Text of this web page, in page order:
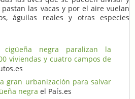
las vacas y por el aire vuelan
águilas reales y otras especies
cigüeña negra paralizan la
viviendas y cuatro campos de
gran urbanización para salvar
negra el País.es